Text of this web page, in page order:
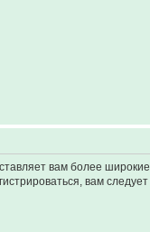
вам более
вам